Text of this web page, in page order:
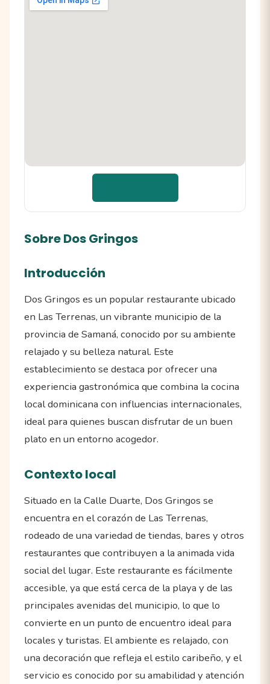
Sobre Dos Gringos
Introducción
Dos Gringos es un popular restaurante ubicado
en Las Terrenas, un vibrante municipio de la
provincia de Samaná, conocido por su ambiente
relajado y su belleza natural. Este
establecimiento se destaca por ofrecer una
experiencia gastronómica que combina la cocina
local dominicana con influencias internacionales,
ideal para quienes buscan disfrutar de un buen
plato en un entorno acogedor.
Contexto local
Situado en la Calle Duarte, Dos Gringos se
encuentra en el corazón de Las Terrenas,
rodeado de una variedad de tiendas, bares y otros
restaurantes que contribuyen a la animada vida
social del lugar. Este restaurante es fácilmente
accesible, ya que está cerca de la playa y de las
principales avenidas del municipio, lo que lo
convierte en un punto de encuentro ideal para
locales y turistas. El ambiente es relajado, con
una decoración que refleja el estilo caribeño, y el
servicio es conocido por su amabilidad y atención